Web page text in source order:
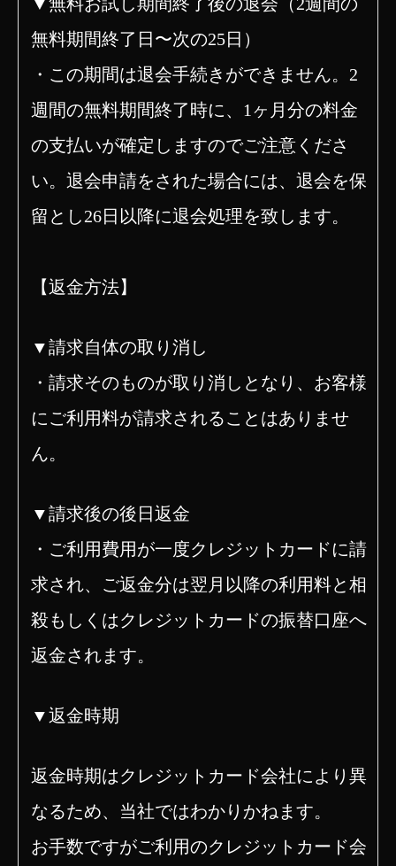
無料期間終了日〜次の25日）
・この期間は退会手続きができません。2
週間の無料期間終了時に、1ヶ月分の料金
の支払いが確定しますのでご注意くださ
い。退会申請をされた場合には、退会を保
留とし26日以降に退会処理を致します。
【返金方法】
▼請求自体の取り消し
・請求そのものが取り消しとなり、お客様
にご利用料が請求されることはありませ
ん。
▼請求後の後日返金
・ご利用費用が一度クレジットカードに請
求され、ご返金分は翌月以降の利用料と相
殺もしくはクレジットカードの振替口座へ
返金されます。
▼返金時期
返金時期はクレジットカード会社により異
なるため、当社ではわかりかねます。
お手数ですがご利用のクレジットカード会